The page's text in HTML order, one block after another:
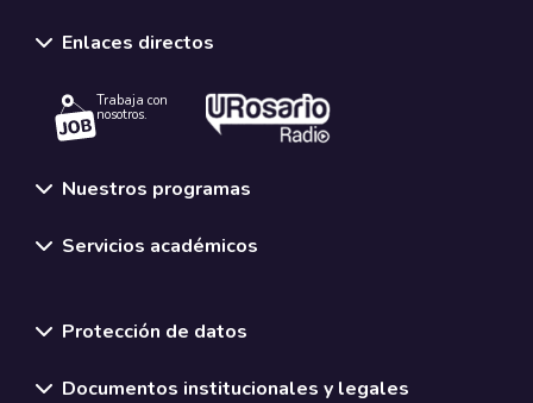
Enlaces directos
Trabaja con
nosotros.
Nuestros programas
Servicios académicos
Protección de datos
Documentos institucionales y legales